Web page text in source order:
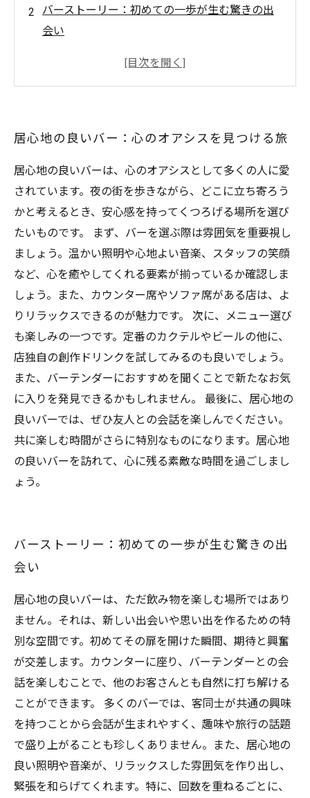
バーストーリー：初めての一歩が生む驚きの出
会い
バーカウンターでの宝物：カクテルを通じた新
一晩の思い出：居心地の良いバーで味わう至福
の瞬間
バーの魅力：心と体を癒す最高の居場所
居心地の良いバーの過ごし方：リラックスと楽
しみを両立させる方法
居心地の良いバー：心のオアシスを見つける旅
居心地の良いバーは、心のオアシスとして多くの人に愛
されています。夜の街を歩きながら、どこに立ち寄ろう
かと考えるとき、安心感を持ってくつろげる場所を選び
たいものです。 まず、バーを選ぶ際は雰囲気を重要視し
ましょう。温かい照明や心地よい音楽、スタッフの笑顔
など、心を癒やしてくれる要素が揃っているか確認しま
しょう。また、カウンター席やソファ席がある店は、よ
りリラックスできるのが魅力です。 次に、メニュー選び
も楽しみの一つです。定番のカクテルやビールの他に、
店独自の創作ドリンクを試してみるのも良いでしょう。
また、バーテンダーにおすすめを聞くことで新たなお気
に入りを発見できるかもしれません。 最後に、居心地の
良いバーでは、ぜひ友人との会話を楽しんでください。
共に楽しむ時間がさらに特別なものになります。居心地
の良いバーを訪れて、心に残る素敵な時間を過ごしまし
ょう。
バーストーリー：初めての一歩が生む驚きの出
会い
居心地の良いバーは、ただ飲み物を楽しむ場所ではあり
ません。それは、新しい出会いや思い出を作るための特
別な空間です。初めてその扉を開けた瞬間、期待と興奮
が交差します。カウンターに座り、バーテンダーとの会
話を楽しむことで、他のお客さんとも自然に打ち解ける
ことができます。 多くのバーでは、客同士が共通の興味
を持つことから会話が生まれやすく、趣味や旅行の話題
で盛り上がることも珍しくありません。また、居心地の
良い照明や音楽が、リラックスした雰囲気を作り出し、
緊張を和らげてくれます。特に、回数を重ねるごとに、